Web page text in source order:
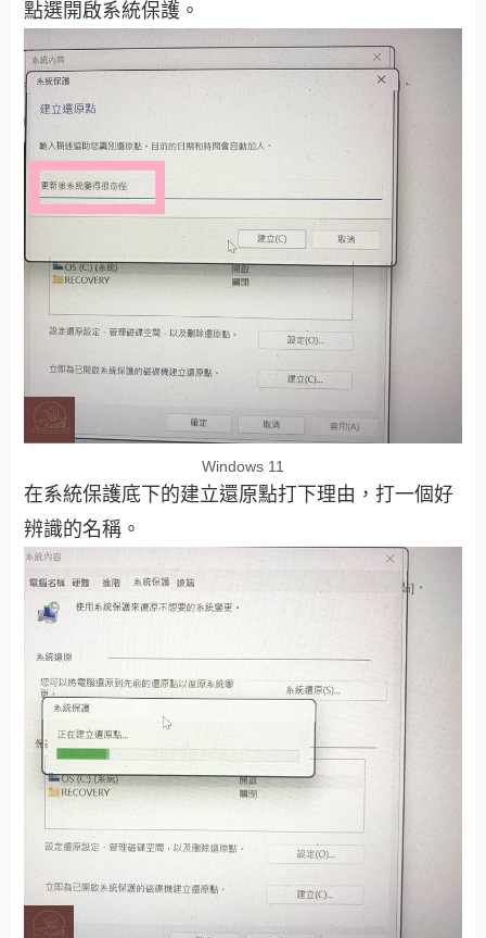
點選開啟系統保護。
Windows 11
在系統保護底下的建立還原點打下理由，打一個好
辨識的名稱。